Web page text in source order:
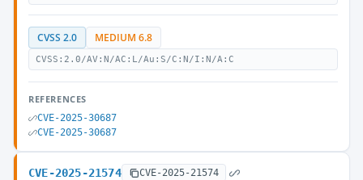
CVSS 2.0 MEDIUM 6.8
CVSS:2.0/AV:N/AC:L/Au:S/C:N/I:N/A:C
REFERENCES
CVE-2025-30687
CVE-2025-30687
CVE-2025-21574 CVE-2025-21574